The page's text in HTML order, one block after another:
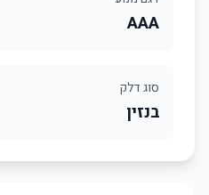
AAA
סוג דלק
בנזין